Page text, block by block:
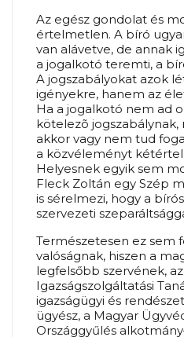
Az egész gondolat és
értelmetlen. A bíró
van alávetve, de annak
a jogalkotó teremti, a
A jogszabályokat azok
igényekre, hanem az
Ha a jogalkotó nem ad
kötelezõ
akkor vagy nem tud
a közvéleményt
Helyesnek egyik sem
Fleck Zoltán egy Szép
is sérelmezi, hogy a
szervezeti
Természetesen ez sem
valóságnak, hiszen a
legfelsőbb szervének,
Igazságszolgáltatási
igazságügyi és
ügyész, a Magyar
Országgyűlés